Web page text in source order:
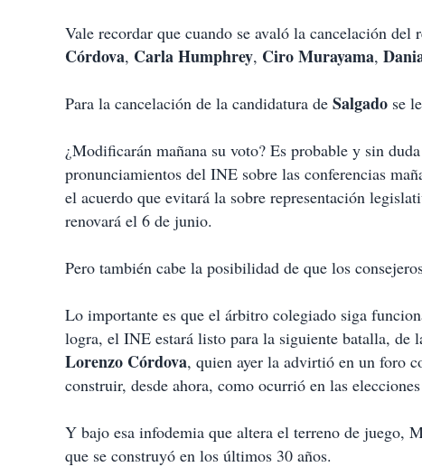
Vale recordar que cuando se avaló la cancelación del
Córdova, Carla Humphrey, Ciro Murayama,
Para la cancelación de la candidatura de Salgado se
¿Modificarán mañana su voto? Es probable y sin
pronunciamientos del INE sobre las conferencias
el acuerdo que evitará la sobre representación
renovará el 6 de junio.
Pero también cabe la posibilidad de que los
Lo importante es que el árbitro colegiado siga
logra, el INE estará listo para la siguiente batalla, de
Lorenzo Córdova, quien ayer la advirtió en un foro
construir, desde ahora, como ocurrió en las
Y bajo esa infodemia que altera el terreno de juego,
que se construyó en los últimos 30 años.